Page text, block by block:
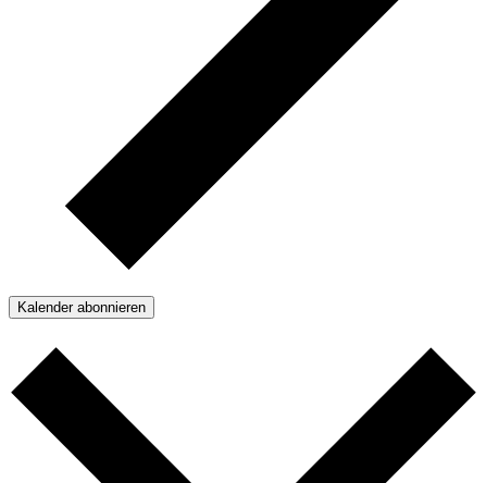
Kalender abonnieren